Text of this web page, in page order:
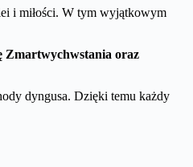
i miłości. W tym wyjątkowym
Zmartwychwstania oraz
dyngusa. Dzięki temu każdy